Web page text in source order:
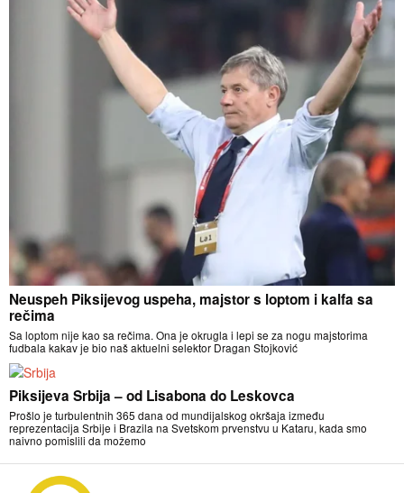
Neuspeh Piksijevog uspeha, majstor s loptom i kalfa sa
rečima
Sa loptom nije kao sa rečima. Ona je okrugla i lepi se za nogu majstorima
fudbala kakav je bio naš aktuelni selektor Dragan Stojković
Piksijeva Srbija – od Lisabona do Leskovca
Prošlo je turbulentnih 365 dana od mundijalskog okršaja između
reprezentacija Srbije i Brazila na Svetskom prvenstvu u Kataru, kada smo
naivno pomislili da možemo